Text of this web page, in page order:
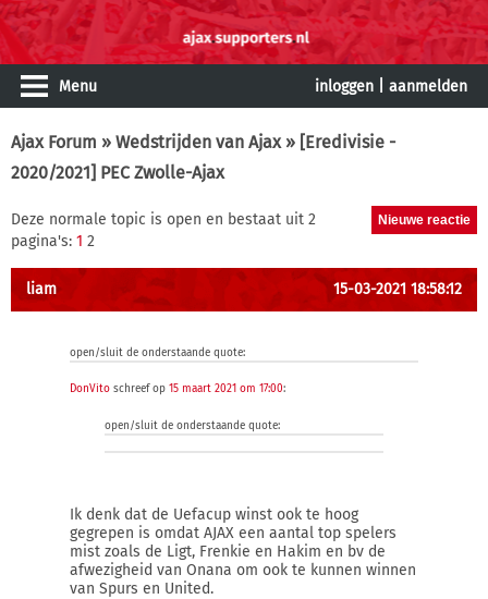
Menu inloggen aanmelden
Ajax Forum » Wedstrijden van Ajax» [Eredivisie -
2020/2021] PEC Zwolle-Ajax
Deze normale topic is open en bestaat uit 2
pagina's: 1 2
liam 15-03-2021 18:58:12
open/sluit de onderstaande quote:
DonVito schreef op 15 maart 2021 om 17:00:
open/sluit de onderstaande quote:
Ik denk dat de Uefacup winst ook te hoog
gegrepen is omdat AJAX een aantal top spelers
mist zoals de Ligt, Frenkie en Hakim en bv de
afwezigheid van Onana om ook te kunnen winnen
van Spurs en United.